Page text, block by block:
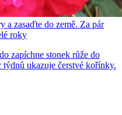
a zasaďte do země. Za pár
roky
zapíchne stonek růže do
ukazuje čerstvé kořínky.